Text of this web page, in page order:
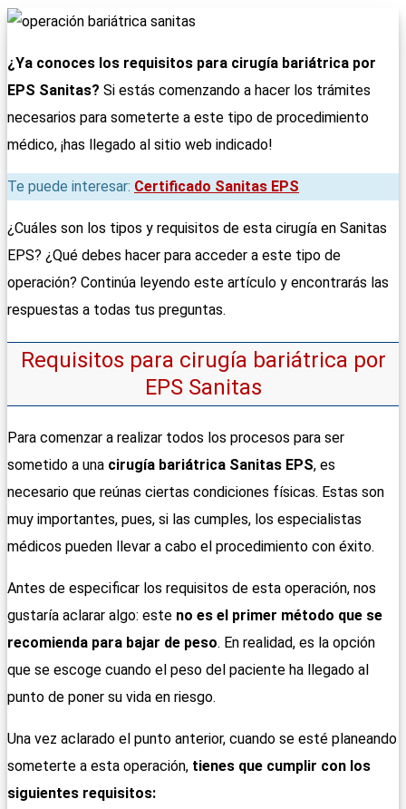
¿Ya conoces los requisitos para cirugía bariátrica por
EPS Sanitas? Si estás comenzando a hacer los trámites
necesarios para someterte a este tipo de procedimiento
médico, ¡has llegado al sitio web indicado!
Te puede interesar: Certificado Sanitas EPS
¿Cuáles son los tipos y requisitos de esta cirugía en Sanitas
EPS? ¿Qué debes hacer para acceder a este tipo de
operación? Continúa leyendo este artículo y encontrarás las
respuestas a todas tus preguntas.
Requisitos para cirugía bariátrica por
EPS Sanitas
Para comenzar a realizar todos los procesos para ser
sometido a una cirugía bariátrica Sanitas EPS, es
necesario que reúnas ciertas condiciones físicas. Estas son
muy importantes, pues, si las cumples, los especialistas
médicos pueden llevar a cabo el procedimiento con éxito.
Antes de especificar los requisitos de esta operación, nos
gustaría aclarar algo: este no es el primer método que se
recomienda para bajar de peso. En realidad, es la opción
que se escoge cuando el peso del paciente ha llegado al
punto de poner su vida en riesgo.
Una vez aclarado el punto anterior, cuando se esté planeando
someterte a esta operación, tienes que cumplir con los
siguientes requisitos: